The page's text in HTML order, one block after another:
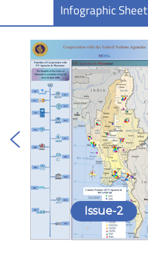
Infographic Sheet
Issue-2